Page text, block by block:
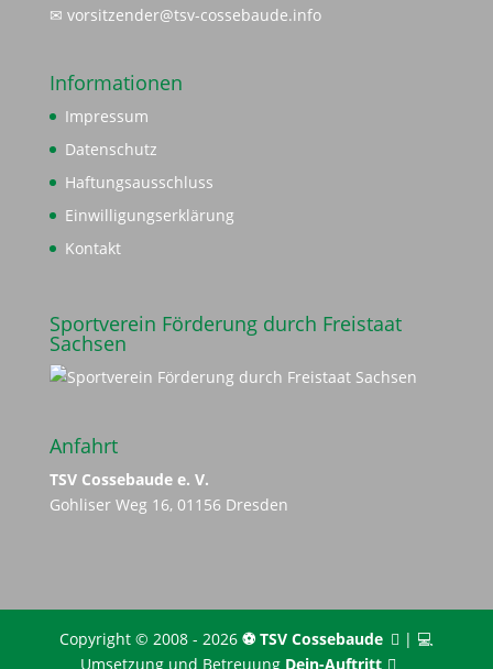
✉ vorsitzender@tsv-cossebaude.info
Informationen
Impressum
Datenschutz
Haftungsausschluss
Einwilligungserklärung
Kontakt
Sportverein Förderung durch Freistaat
Sachsen
Anfahrt
TSV Cossebaude e. V.
Gohliser Weg 16, 01156 Dresden
Copyright © 2008 - 2026⚽️ TSV Cossebaude
| 💻
Umsetzung und Betreuung Dein-Auftritt